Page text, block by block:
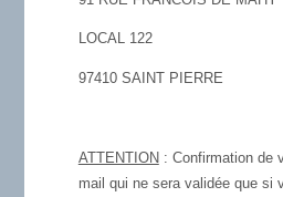
LOCAL 122
97410 SAINT PIERRE
ATTENTION : Confirmation de
mail qui ne sera validéeque si